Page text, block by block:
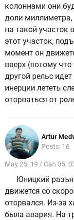
колоннами они
доли миллиметра,
на такой участок
этот участок,
момент он
вверх (потому
другой рельс
инерции лететь
оторваться от
Artur
Posts: 16
May 25, 19 / Can 05,
Юницкий
движется со
оторвался. Из-за
была авария. На